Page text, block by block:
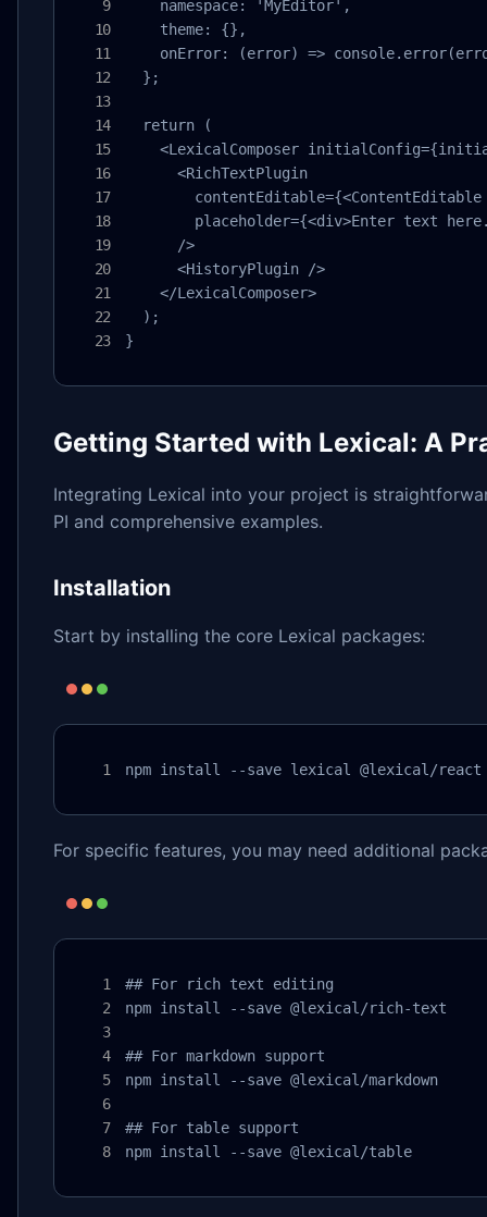
    namespace: 'MyEditor',
    theme: {},
onError: (error) =>
  };
  return (
<LexicalComposer
      <RichTextPlugin
contentEditable={<ContentEditable
placeholder={<div>Enter text
      />
      <HistoryPlugin />
    </LexicalComposer>
  );
}
Getting Started with Lexical: A
Integrating Lexical into your project is
PI and comprehensive examples.
Installation
Start by installing the core Lexical packages:
npm install --save lexical @lexical/react
For specific features, you may need additional
## For rich text editing
npm install --save @lexical/rich-text
## For markdown support
npm install --save @lexical/markdown
## For table support
npm install --save @lexical/table